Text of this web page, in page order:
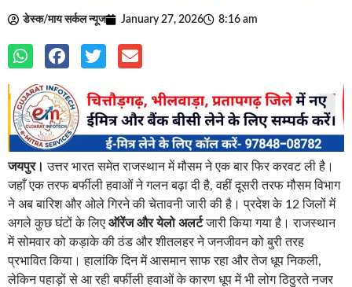
डेस्क/माय सर्कल न्यूज January 27, 2026 8:16 am
जयपुर। उत्तर भारत समेत राजस्थान में मौसम ने एक बार फिर करवट ली है।
जहाँ एक तरफ बर्फीली हवाओं ने गलन बढ़ा दी है, वहीं दूसरी तरफ मौसम विभाग
ने अब बारिश और ओले गिरने की चेतावनी जारी की है। प्रदेश के 12 जिलों में
अगले कुछ घंटों के लिए ऑरेंज और येलो अलर्टजारी किया गया है। राजस्थान
में सोमवार को कड़ाके की ठंड और शीतलहर ने जनजीवन को बुरी तरह
प्रभावित किया। हालांकि दिन में आसमान साफ रहा और तेज धूप निकली,
लेकिन पहाड़ों से आ रही बर्फीली हवाओं के कारण धूप में भी लोग ठिठुरते नजर